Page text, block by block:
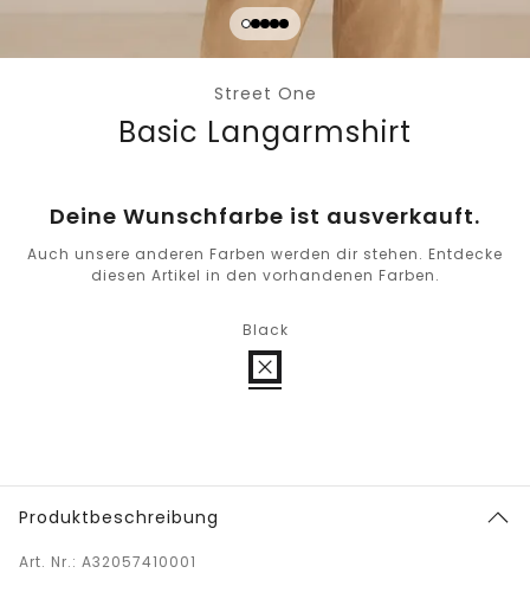
Street One
Basic Langarmshirt
Deine Wunschfarbe ist ausverkauft.
Auch unsere anderen Farben werden dir stehen. Entdecke
diesen Artikel in den vorhandenen Farben.
Black
Produktbeschreibung
Art. Nr.: A32057410001